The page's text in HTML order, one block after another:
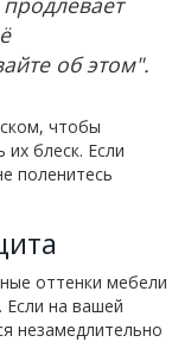
об этом".
чтобы
блеск. Если
поленитесь
оттенки мебели
Если на вашей
незамедлительно